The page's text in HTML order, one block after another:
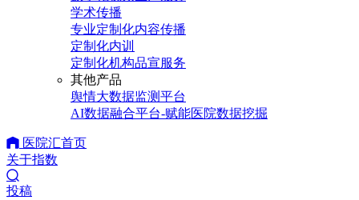
学术传播
专业定制化内容传播
定制化内训
定制化机构品宣服务
其他产品
舆情大数据监测平台
AI数据融合平台-赋能医院数据挖掘
医院汇首页
关于指数
投稿